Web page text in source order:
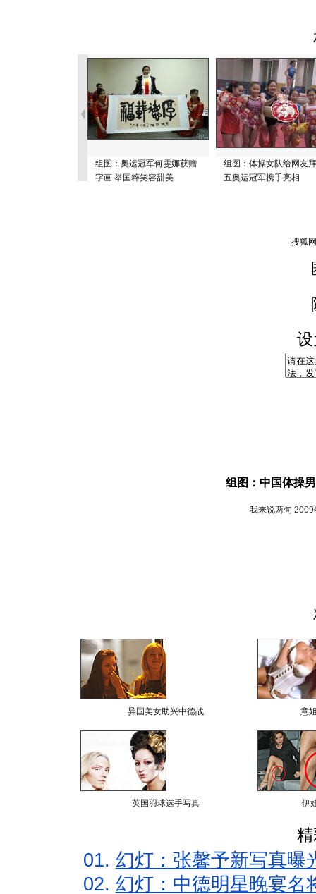
组图：奥运冠军何雯娜获赠
字画 举国粹笑容甜美
组图：体操女队给网友
五奥运冠军携手亮相
组图：中国体操
我来说两句 2009
异国美女助兴中德战 意
英国羽球选手写真 伊
01. 幻灯：张馨予新写真曝
02. 幻灯：中德明星晚宴名